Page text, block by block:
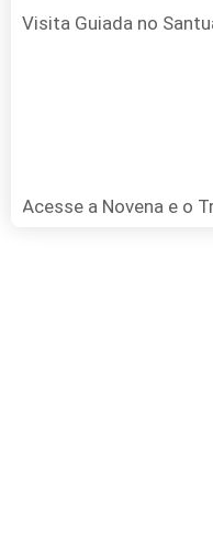
Visita Guiada no
Acesse a Novena e o